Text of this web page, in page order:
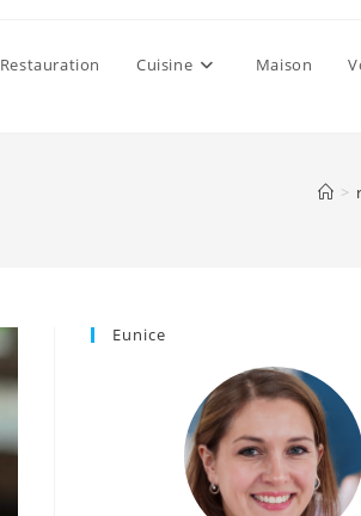
Restauration Cuisine Maison
>
Eunice